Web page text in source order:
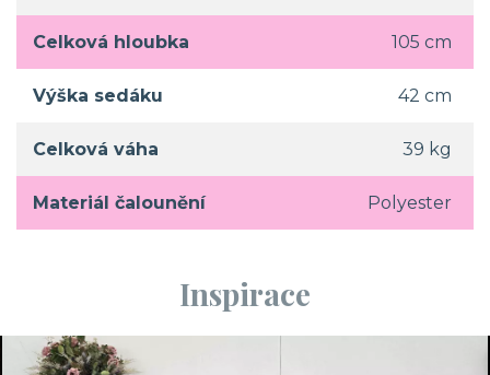
Celková hloubka 105 cm
Výška sedáku 42 cm
Celková váha 39 kg
Materiál čalounění Polyester
Inspirace